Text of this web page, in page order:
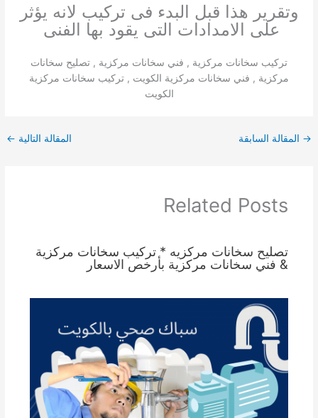
وتقرير هذا قبل البدء فى تركيب لانه يؤثر
على الامدادات التى يقود بها الفنى
تركيب سخانات مركزية , فني سخانات مركزية , تصليح سخانات
مركزية , فني سخانات مركزية الكويت , تركيب سخانات مركزية
الكويت
→ المقالة السابقة المقالة التالية ←
Related Posts
تصليح سخانات مركزيه * تركيب سخانات مركزية
& فني سخانات مركزية بأرخص الاسعار